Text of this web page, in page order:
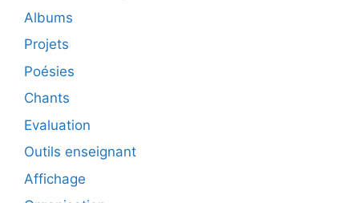
Albums
Projets
Poésies
Chants
Evaluation
Outils enseignant
Affichage